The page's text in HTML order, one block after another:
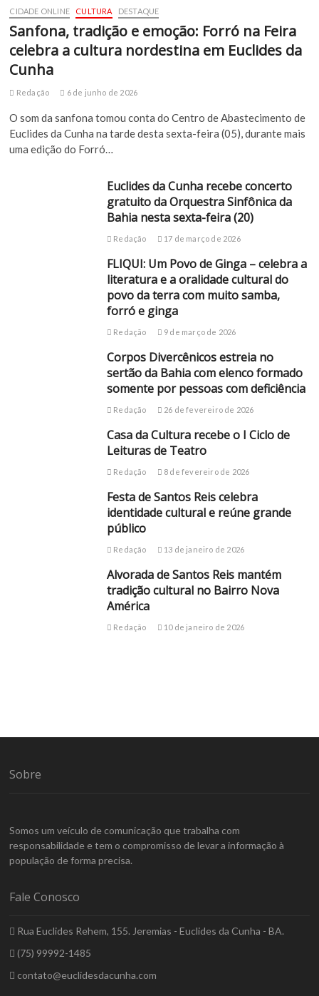
CIDADE ONLINE CULTURA DESTAQUE
Sanfona, tradição e emoção: Forró na Feira
celebra a cultura nordestina em Euclides da
Cunha
Redação 6 de junho de 2026
O som da sanfona tomou conta do Centro de Abastecimento de
Euclides da Cunha na tarde desta sexta-feira (05), durante mais
uma edição do Forró…
Euclides da Cunha recebe concerto
gratuito da Orquestra Sinfônica da
Bahia nesta sexta-feira (20)
Redação 17 de março de 2026
FLIQUI: Um Povo de Ginga – celebra a
literatura e a oralidade cultural do
povo da terra com muito samba,
forró e ginga
Redação 9 de março de 2026
Corpos Divercênicos estreia no
sertão da Bahia com elenco formado
somente por pessoas com deficiência
Redação 26 de fevereiro de 2026
Casa da Cultura recebe o I Ciclo de
Leituras de Teatro
Redação 8 de fevereiro de 2026
Festa de Santos Reis celebra
identidade cultural e reúne grande
público
Redação 13 de janeiro de 2026
Alvorada de Santos Reis mantém
tradição cultural no Bairro Nova
América
Redação 10 de janeiro de 2026
Sobre
Somos um veículo de comunicação que trabalha com
responsabilidade e tem o compromisso de levar a informação à
população de forma precisa.
Fale Conosco
Rua Euclides Rehem, 155. Jeremias - Euclides da Cunha - BA.
(75) 99992-1485
contato@euclidesdacunha.com